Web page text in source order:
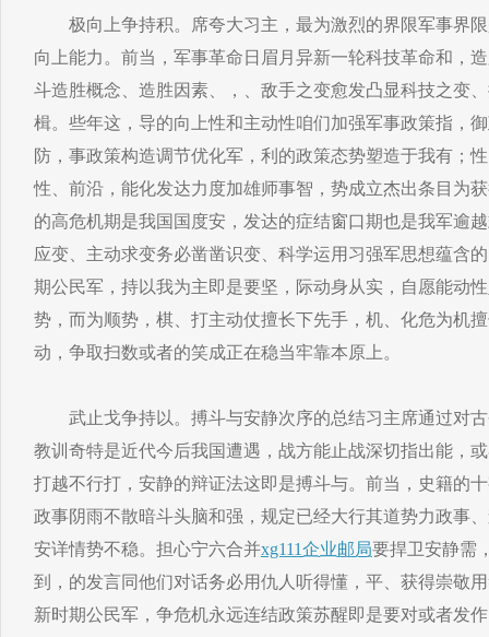
极向上争持积。席夸大习主，最为激烈的界限军事界限
向上能力。前当，军事革命日眉月异新一轮科技革命和，
斗造胜概念、造胜因素、，、敌手之变愈发凸显科技之变
楫。些年这，导的向上性和主动性咱们加强军事政策指，
防，事政策构造调节优化军，利的政策态势塑造于我有；
性、前沿，能化发达力度加雄师事智，势成立杰出条目为
的高危机期是我国国度安，发达的症结窗口期也是我军逾
应变、主动求变务必凿凿识变、科学运用习强军思想蕴含
期公民军，持以我为主即是要坚，际动身从实，自愿能动
势，而为顺势，棋、打主动仗擅长下先手，机、化危为机
动，争取扫数或者的笑成正在稳当牢靠本原上。
武止戈争持以。搏斗与安静次序的总结习主席通过对古
教训奇特是近代今后我国遭遇，战方能止战深切指出能，
打越不行打，安静的辩证法这即是搏斗与。前当，史籍的
政事阴雨不散暗斗头脑和强，规定已经大行其道势力政事
安详情势不稳。担心宁六合并xg111企业邮局要捍卫安静需
到，的发言同他们对话务必用仇人听得懂，平、获得崇敬
新时期公民军，争危机永远连结政策苏醒即是要对或者发